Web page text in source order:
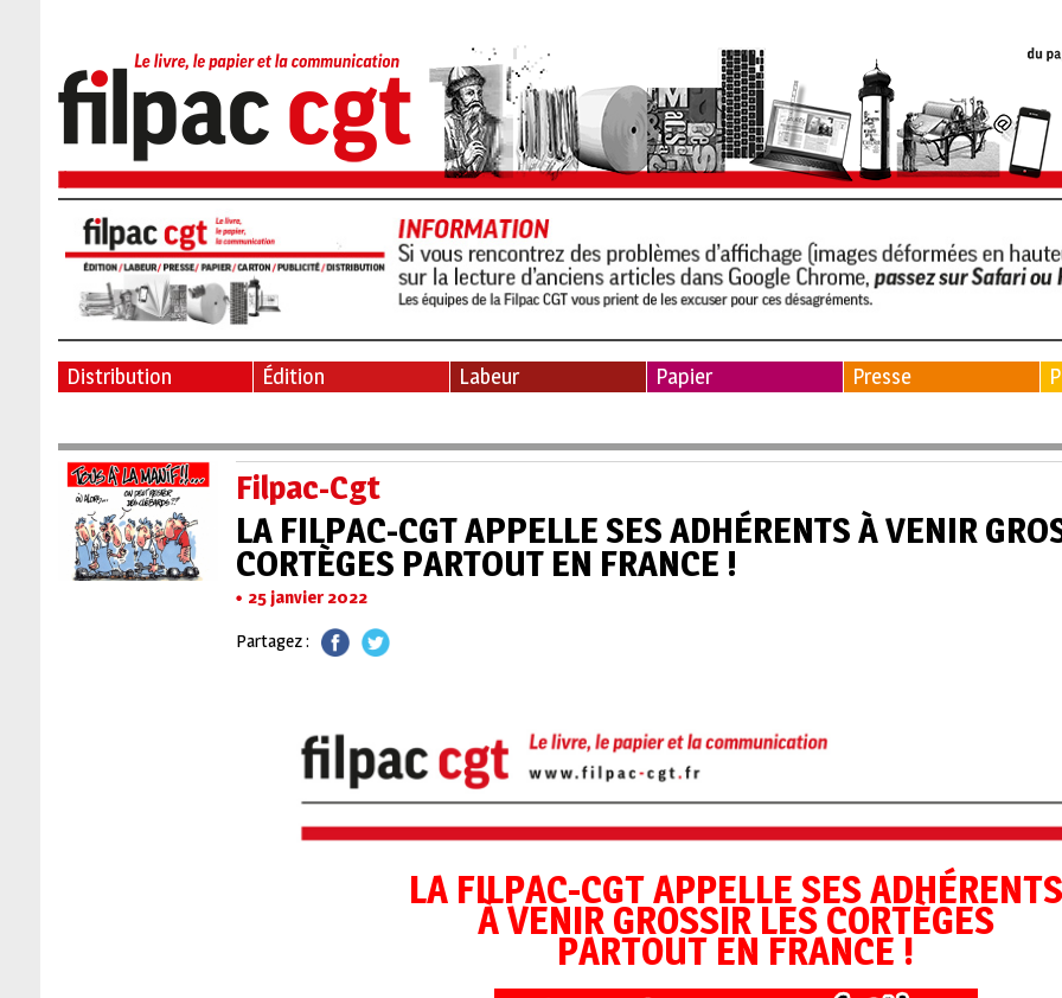
Distribution Édition Labeur Papier Presse
Filpac-Cgt
LA FILPAC-CGT APPELLE SES ADHÉRENTS À VENIR
CORTÈGES PARTOUT EN FRANCE !
25 janvier 2022
Partagez :
LA FILPAC-CGT APPELLE SES ADHÉRENTS
À VENIR GROSSIR LES CORTÈGES
PARTOUT EN FRANCE !